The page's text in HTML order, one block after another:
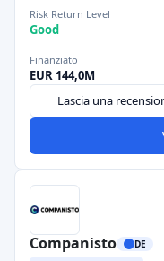
Risk Return Level
Good
Finanziato
EUR 144,0M
Lascia una
Companisto DE